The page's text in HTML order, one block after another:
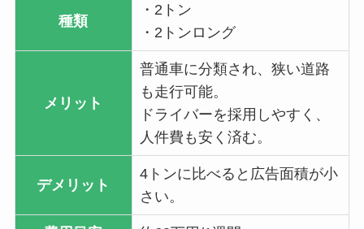
種類
・2トン
・2トンロング
メリット
普通車に分類され、狭い道路
も走行可能。
ドライバーを採用しやすく、
人件費も安く済む。
デメリット
4トンに比べると広告面積が小
さい。